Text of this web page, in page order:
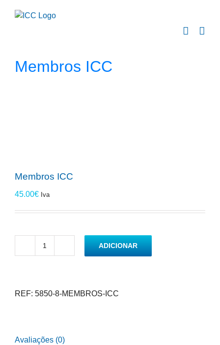
Membros ICC
Membros ICC
45.00€ Iva
Quantidade
ADICIONAR
REF: 5850-8-MEMBROS-ICC
Avaliações (0)